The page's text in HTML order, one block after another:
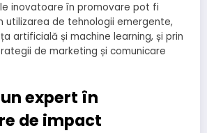
inovatoare în promovare pot fi
utilizarea de tehnologii emergente,
artificială și machine learning, și prin
de marketing și comunicare
expert în
de impact